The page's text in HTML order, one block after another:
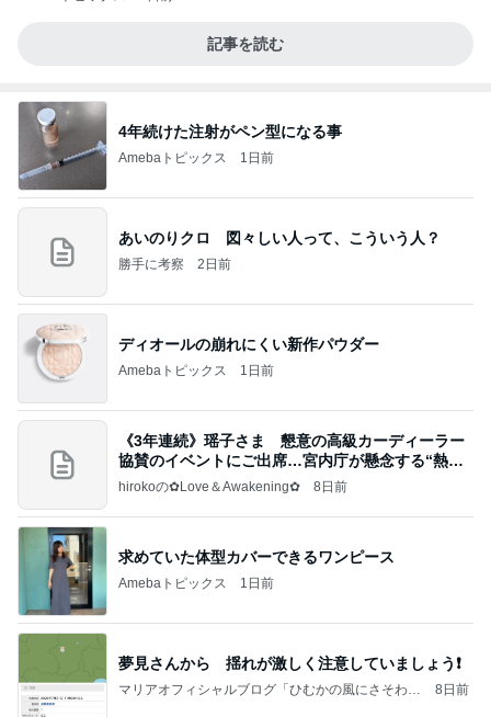
記事を読む
4年続けた注射がペン型になる事
Amebaトピックス 1日前
あいのりクロ 図々しい人って、こういう人？
勝手に考察 2日前
ディオールの崩れにくい新作パウダー
Amebaトピックス 1日前
《3年連続》瑶子さま 懇意の高級カーディーラー
協賛のイベントにご出席…宮内庁が懸念する“熱心
すぎ
hirokoの✿Love＆Awakening✿ 8日前
求めていた体型カバーできるワンピース
Amebaトピックス 1日前
夢見さんから 揺れが激しく注意していましょう❗️
マリアオフィシャルブログ「ひむかの風にさそわれ
8日前